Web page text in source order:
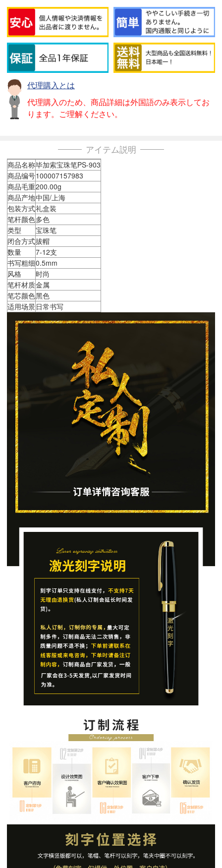
代理購入とは
代理購入のため、商品詳細は外国語のみ表示してお
ります。ご理解ください。
アイテム説明
商品名称毕加索宝珠笔PS-903
商品编号100007157983
商品毛重200.00g
商品产地中国/上海
包装方式礼盒装
笔杆颜色多色
类型
宝珠笔
闭合方式拔帽
数量
7-12支
书写粗细0.5mm
风格
时尚
笔杆材质金属
笔芯颜色黑色
适用场景日常书写